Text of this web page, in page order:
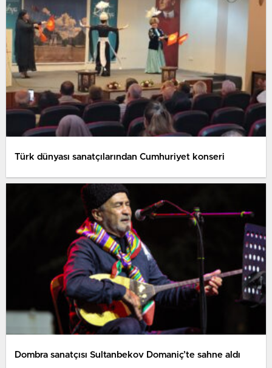
Türk dünyası sanatçılarından Cumhuriyet konseri
Dombra sanatçısı Sultanbekov Domaniç’te sahne aldı